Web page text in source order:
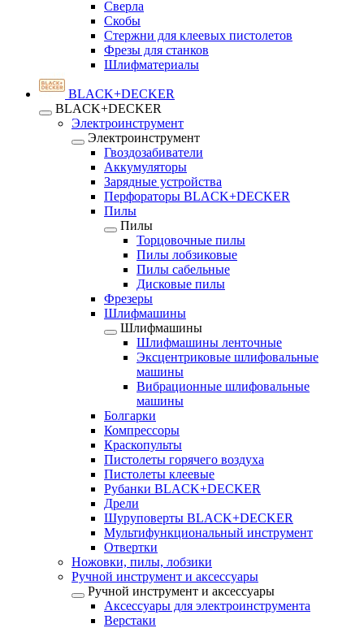
Сверла
Скобы
Стержни для клеевых пистолетов
Фрезы для станков
Шлифматериалы
BLACK+DECKER
BLACK+DECKER
Электроинструмент
Электроинструмент
Гвоздозабиватели
Аккумуляторы
Зарядные устройства
Перфораторы BLACK+DECKER
Пилы
Пилы
Торцовочные пилы
Пилы лобзиковые
Пилы сабельные
Дисковые пилы
Фрезеры
Шлифмашины
Шлифмашины
Шлифмашины ленточные
Эксцентриковые шлифовальные
машины
Вибрационные шлифовальные
машины
Болгарки
Компрессоры
Краскопульты
Пистолеты горячего воздуха
Пистолеты клеевые
Рубанки BLACK+DECKER
Дрели
Шуруповерты BLACK+DECKER
Мультифункциональный инструмент
Отвертки
Ножовки, пилы, лобзики
Ручной инструмент и аксессуары
Ручной инструмент и аксессуары
Аксессуары для электроинструмента
Верстаки